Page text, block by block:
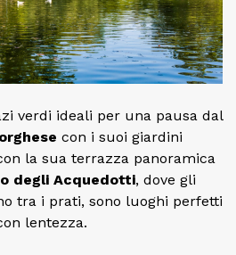
verdi ideali per una pausa dal
con i suoi giardini
la sua terrazza panoramica
degli Acquedotti, dove gli
tra i prati, sono luoghi perfetti
lentezza.